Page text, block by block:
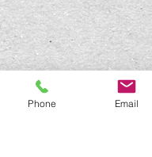
Phone Email